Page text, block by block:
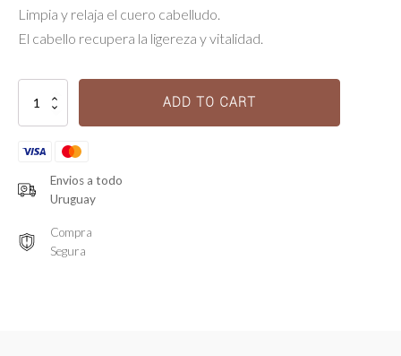
Limpia y relaja el cuero cabelludo.
El cabello recupera la ligereza y vitalidad.
Vital
Dermo-
calm
ADD TO CART
Envios a todo
Uruguay
Compra
Segura